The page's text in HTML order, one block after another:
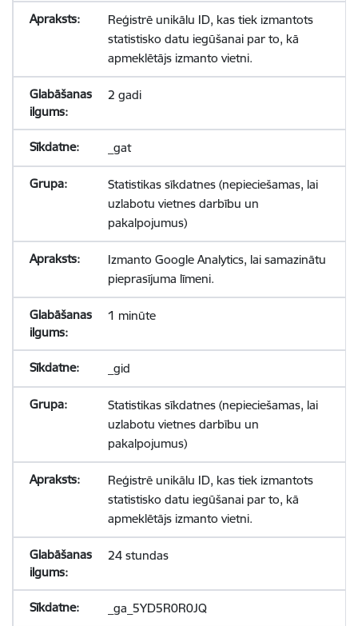
Reģistrē unikālu ID, kas tiek izmantots
statistisko datu iegūšanai par to, kā
apmeklētājs izmanto vietni.
2 gadi
_gat
Statistikas sīkdatnes (nepieciešamas, lai
uzlabotu vietnes darbību un
pakalpojumus)
Izmanto Google Analytics, lai samazinātu
pieprasījuma līmeni.
1 minūte
_gid
Statistikas sīkdatnes (nepieciešamas, lai
uzlabotu vietnes darbību un
pakalpojumus)
Reģistrē unikālu ID, kas tiek izmantots
statistisko datu iegūšanai par to, kā
apmeklētājs izmanto vietni.
24 stundas
_ga_5YD5R0R0JQ